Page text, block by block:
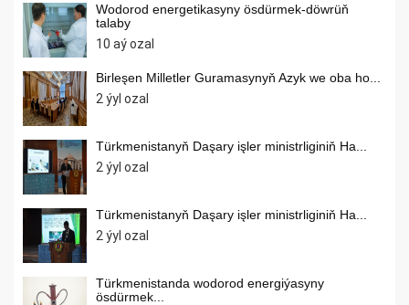
Wodorod energetikasyny ösdürmek-döwrüň
talaby
10 aý ozal
Birleşen Milletler Guramasynyň Azyk we oba ho...
2 ýyl ozal
Türkmenistanyň Daşary işler ministrliginiň Ha...
2 ýyl ozal
Türkmenistanyň Daşary işler ministrliginiň Ha...
2 ýyl ozal
Türkmenistanda wodorod energiýasyny
ösdürmek...